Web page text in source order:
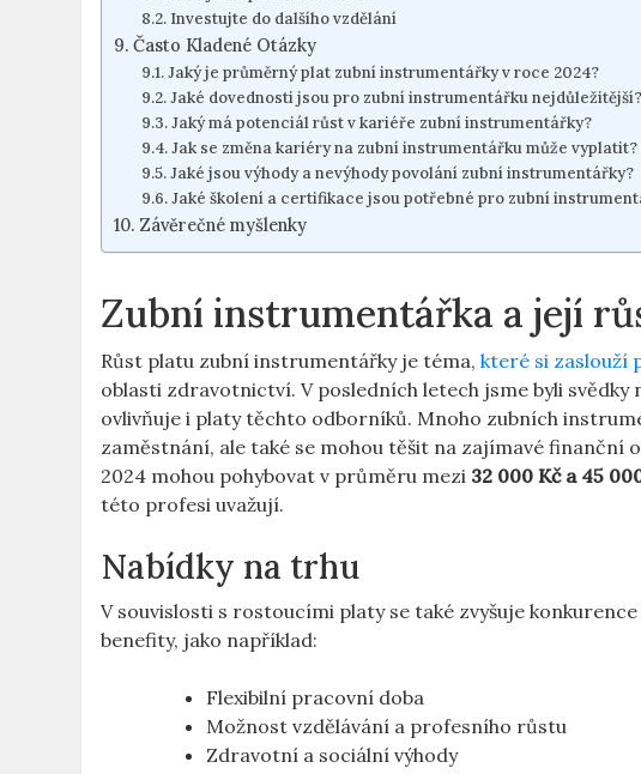
Investujte do ⁢dalšího vzdělání
Často ​Kladené⁢ Otázky
Jaký je průměrný plat zubní instrumentářky⁣ v roce 2024?
Jaké dovednosti jsou pro ‍zubní instrumentářku nejdůležitější?
Jaký má potenciál růst v kariéře zubní⁢ instrumentářky?
Jak⁢ se ⁢změna kariéry na ​zubní instrumentářku může ‍vyplatit?
Jaké jsou⁤ výhody a nevýhody ‍povolání ‌zubní instrumentářky?
Jaké školení a certifikace jsou potřebné pro ⁤zubní
Závěrečné⁢ myšlenky
Zubní instrumentářka a její
Růst⁣ platu zubní ⁤instrumentářky je téma,‍které si zaslouží
oblasti zdravotnictví.⁣ V ⁢posledních letech jsme byli
ovlivňuje i platy těchto⁣ odborníků. Mnoho ⁣zubních‍
zaměstnání, ale také se ⁤mohou těšit⁣ na zajímavé
2024 mohou⁢ pohybovat v průměru⁢ mezi 32 ‌000 Kč a 45
této‌ profesi uvažují.
Nabídky na trhu
V souvislosti s rostoucími platy se také⁢ zvyšuje
benefity, ⁢jako ⁣například:
Flexibilní pracovní doba
Možnost vzdělávání⁣ a profesního růstu
Zdravotní a sociální výhody